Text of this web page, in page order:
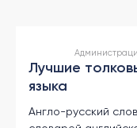
Новые
группы
английского
Лучшие
языка
Англо-русский